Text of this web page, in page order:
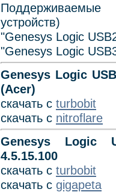
устройств)
"Genesys Logic
"Genesys Logic
Genesys Logic
(Acer)
скачать с turbobit
скачать с nitroflare
Genesys Logic
4.5.15.100
скачать с turbobit
скачать с gigapeta